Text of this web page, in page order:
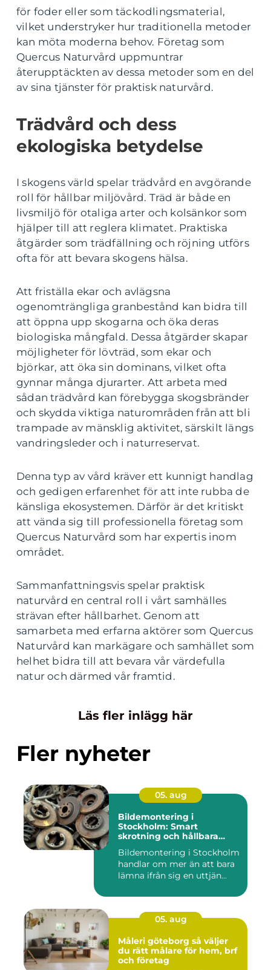
för foder eller som täckodlingsmaterial,
vilket understryker hur traditionella metoder
kan möta moderna behov. Företag som
Quercus Naturvård uppmuntrar
återupptäckten av dessa metoder som en del
av sina tjänster för praktisk naturvård.
Trädvård och dess
ekologiska betydelse
I skogens värld spelar trädvård en avgörande
roll för hållbar miljövård. Träd är både en
livsmiljö för otaliga arter och kolsänkor som
hjälper till att reglera klimatet. Praktiska
åtgärder som trädfällning och röjning utförs
ofta för att bevara skogens hälsa.
Att friställa ekar och avlägsna
ogenomträngliga granbestånd kan bidra till
att öppna upp skogarna och öka deras
biologiska mångfald. Dessa åtgärder skapar
möjligheter för lövträd, som ekar och
björkar, att öka sin dominans, vilket ofta
gynnar många djurarter. Att arbeta med
sådan trädvård kan förebygga skogsbränder
och skydda viktiga naturområden från att bli
trampade av mänsklig aktivitet, särskilt längs
vandringsleder och i naturreservat.
Denna typ av vård kräver ett kunnigt handlag
och gedigen erfarenhet för att inte rubba de
känsliga ekosystemen. Därför är det kritiskt
att vända sig till professionella företag som
Quercus Naturvård som har expertis inom
området.
Sammanfattningsvis spelar praktisk
naturvård en central roll i vårt samhälles
strävan efter hållbarhet. Genom att
samarbeta med erfarna aktörer som Quercus
Naturvård kan markägare och samhället som
helhet bidra till att bevara vår värdefulla
natur och därmed vår framtid.
Läs fler inlägg här
Fler nyheter
05. aug
Bildemontering i
Stockholm: Smart
skrotning och hållbara
Bildemontering i Stockholm
handlar om mer än att bara
lämna ifrån sig en uttjän...
05. aug
Måleri göteborg så väljer
du rätt målare för hem, brf
och företag